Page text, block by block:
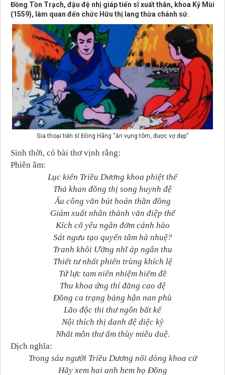
Đồng Tồn Trạch, đậu đệ nhị giáp tiến sĩ xuất thân, khoa Kỷ Mùi
(1559), làm quan đến chức Hữu thị lang thừa chánh sứ.
Gia thoại tiến sĩ Đồng Hãng “ăn vụng tôm, được vợ đẹp”
Sinh thời, có bài thơ vịnh rằng:
Phiên âm:
Lục kiến Triều Dương khoa phiệt thế
Thả khan đồng thị song huynh đệ
Ấu công văn bút hoán thần đồng
Giám xuất nhân thành văn điệp thể
Kích cổ yêu ngân đởm cánh hào
Sát ngưu tạo quyển tâm hà nhuệ?
Tranh khôi Ưởng nhĩ áp ngân thu
Thiết tư nhất phiến trùng khích lệ
Tứ lực tam niên nhiệm hiểm đề
Thu khoa ứng thí đăng cao đệ
Đồng ca trạng bảng hận nan phù
Lão độc thi thư ngôn bất kế
Nội thích thị danh đệ diệc kỳ
Nhất môn thư ấm thùy miêu duệ.
Dịch nghĩa:
Trong sáu người Triều Dương nối dòng khoa cử
Hãy xem hai anh hem họ Đồng